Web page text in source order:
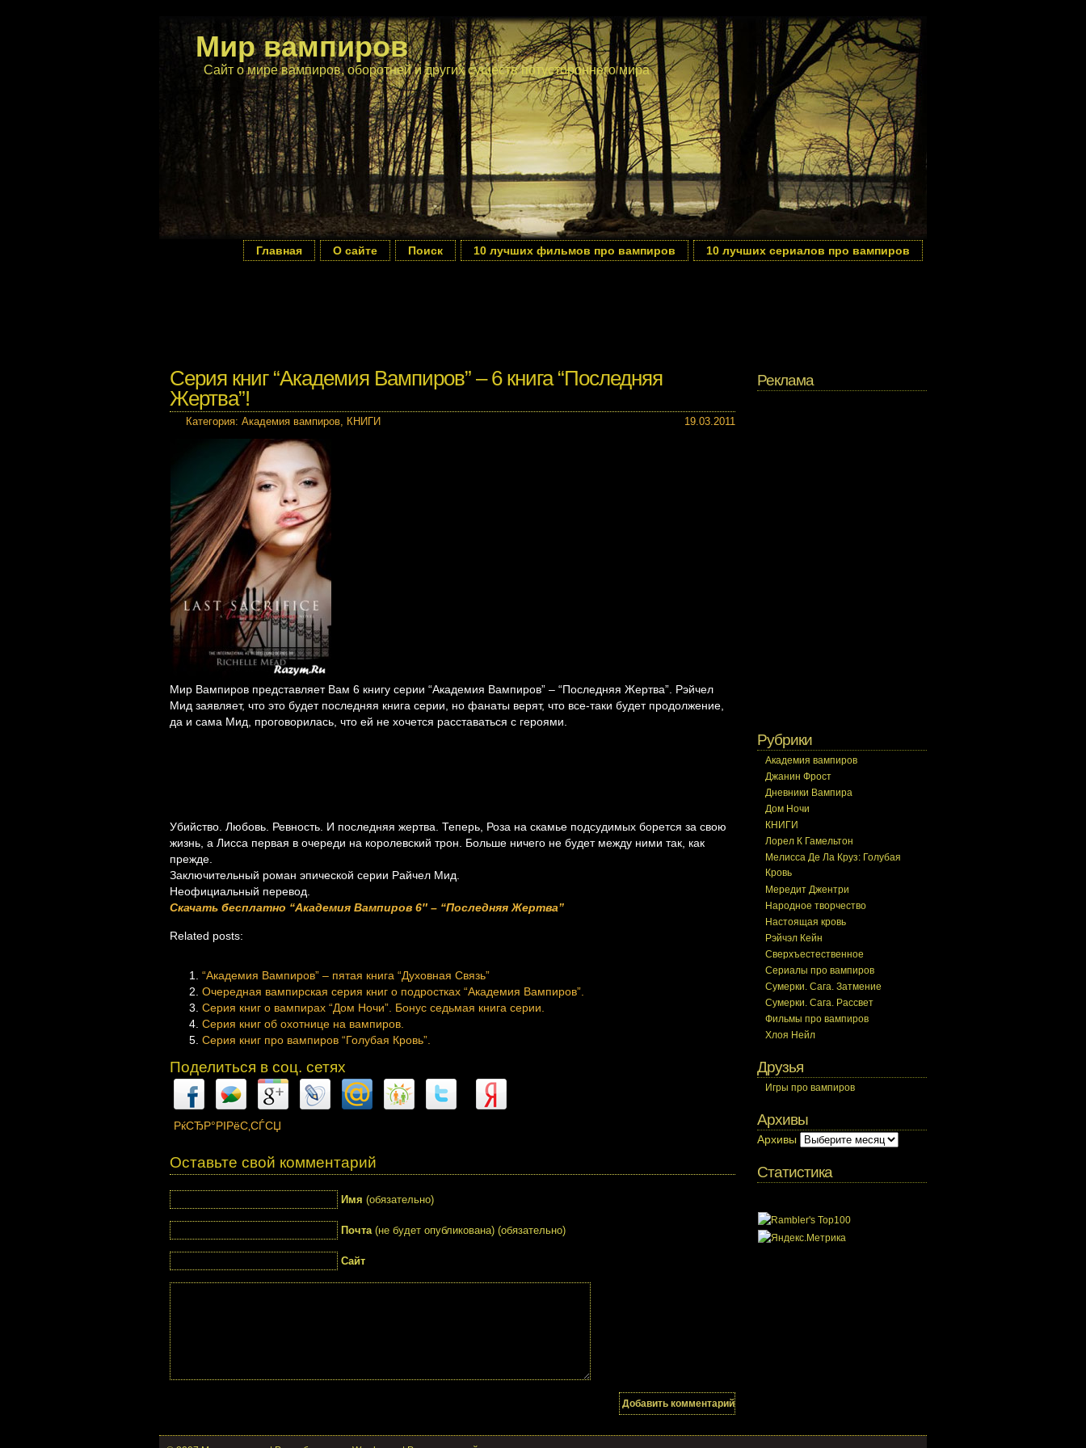
Мир вампиров
Сайт о мире вампиров, оборотней и других существ потустороннего мира
Главная О сайте Поиск 10 лучших фильмов про вампиров 10 лучших сериалов про вампиров
Серия книг “Академия Вампиров” – 6 книга “Последняя
Жертва”!
Категория: Академия вампиров, КНИГИ 19.03.2011
Мир Вампиров представляет Вам 6 книгу серии “Академия Вампиров” – “Последняя Жертва”. Рэйчел
Мид заявляет, что это будет последняя книга серии, но фанаты верят, что все-таки будет продолжение,
да и сама Мид, проговорилась, что ей не хочется расставаться с героями.
Убийство. Любовь. Ревность. И последняя жертва. Теперь, Роза на скамье подсудимых борется за свою
жизнь, а Лисса первая в очереди на королевский трон. Больше ничего не будет между ними так, как
прежде.
Заключительный роман эпической серии Райчел Мид.
Неофициальный перевод.
Скачать бесплатно “Академия Вампиров 6″ – “Последняя Жертва”
Related posts:
“Академия Вампиров” – пятая книга “Духовная Связь”
Очередная вампирская серия книг о подростках “Академия Вампиров”.
Серия книг о вампирах “Дом Ночи”. Бонус седьмая книга серии.
Серия книг об охотнице на вампиров.
Серия книг про вампиров “Голубая Кровь”.
Поделиться в соц. сетях
РќСЂР°РІРёС‚СЃСЏ
Оставьте свой комментарий
Имя (обязательно)
Почта(не будет опубликована) (обязательно)
Сайт
Реклама
Рубрики
Академия вампиров
Джанин Фрост
Дневники Вампира
Дом Ночи
КНИГИ
Лорел К Гамельтон
Мелисса Де Ла Круз: Голубая
Кровь
Мередит Джентри
Народное творчество
Настоящая кровь
Рэйчэл Кейн
Сверхъестественное
Сериалы про вампиров
Сумерки. Сага. Затмение
Сумерки. Сага. Рассвет
Фильмы про вампиров
Хлоя Нейл
Друзья
Игры про вампиров
Архивы
Архивы
Статистика